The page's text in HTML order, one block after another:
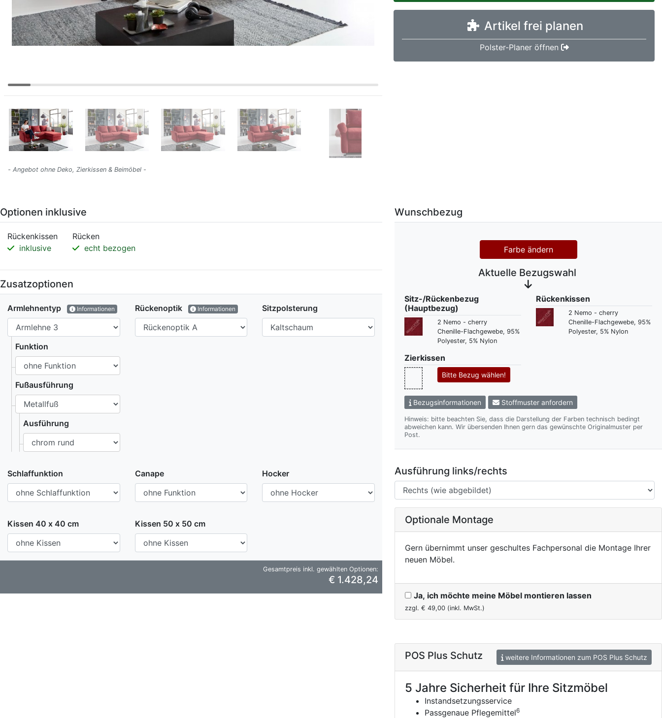
- Angebot ohne Deko, Zierkissen & Beimöbel -
Artikel frei planen
Polster-Planer öffnen
Optionen inklusive
Rückenkissen
inklusive
Rücken
echt bezogen
Zusatzoptionen
Armlehnentyp Informationen
Funktion
Fußausführung
Ausführung
Rückenoptik Informationen Sitzpolsterung
Schlaffunktion Canape Hocker
Kissen 40 x 40 cm Kissen 50 x 50 cm
Gesamtpreis inkl. gewählten Optionen:
€ 1.428,24
Wunschbezug
Farbe ändern
Aktuelle Bezugswahl
Sitz-/Rückenbezug
(Hauptbezug)
2 Nemo - cherry
Chenille-Flachgewebe, 95%
Polyester, 5% Nylon
Rückenkissen
2 Nemo - cherry
Chenille-Flachgewebe, 95%
Polyester, 5% Nylon
Zierkissen
Bitte Bezug wählen!
Bezugsinformationen Stoffmuster anfordern
Hinweis: bitte beachten Sie, dass die Darstellung der Farben technisch bedingt
abweichen kann. Wir übersenden Ihnen gern das gewünschte Originalmuster per
Post.
Ausführung links/rechts
Optionale Montage
Gern übernimmt unser geschultes Fachpersonal die Montage Ihrer
neuen Möbel.
Ja, ich möchte meine Möbel montieren lassen
zzgl. € 49,00 (inkl. MwSt.)
POS Plus Schutz weitere Informationen zum POS Plus Schutz
5 Jahre Sicherheit für Ihre Sitzmöbel
Instandsetzungsservice
Passgenaue Pflegemittel6